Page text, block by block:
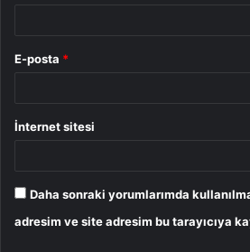
E-posta *
İnternet sitesi
Daha sonraki yorumlarımda
adresim ve site adresim bu tarayıcıya